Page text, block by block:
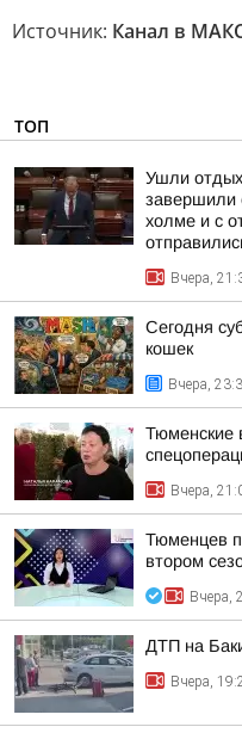
Источник: Канал в
ТОП
Ушли
завершили
холме и с
Вчера,
Сегодня
кошек
Вчера,
Тюменские
Вчера,
Тюменцев
втором
Вчера,
ДТП на
Вчера,